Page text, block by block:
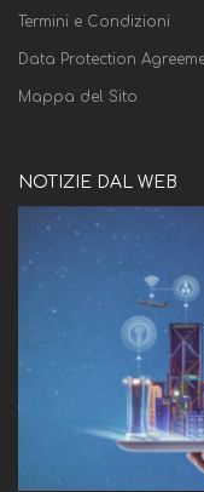
Termini e Condizioni
Data Protection
Mappa del Sito
NOTIZIE DAL WEB